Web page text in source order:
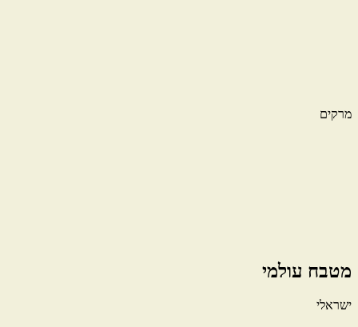
מרקים
מטבח עולמי
ישראלי